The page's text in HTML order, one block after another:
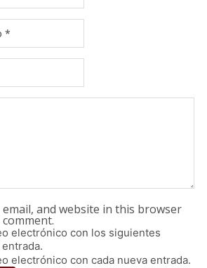
email, and website in this browser
electrónico con los siguientes
electrónico con cada nueva entrada.